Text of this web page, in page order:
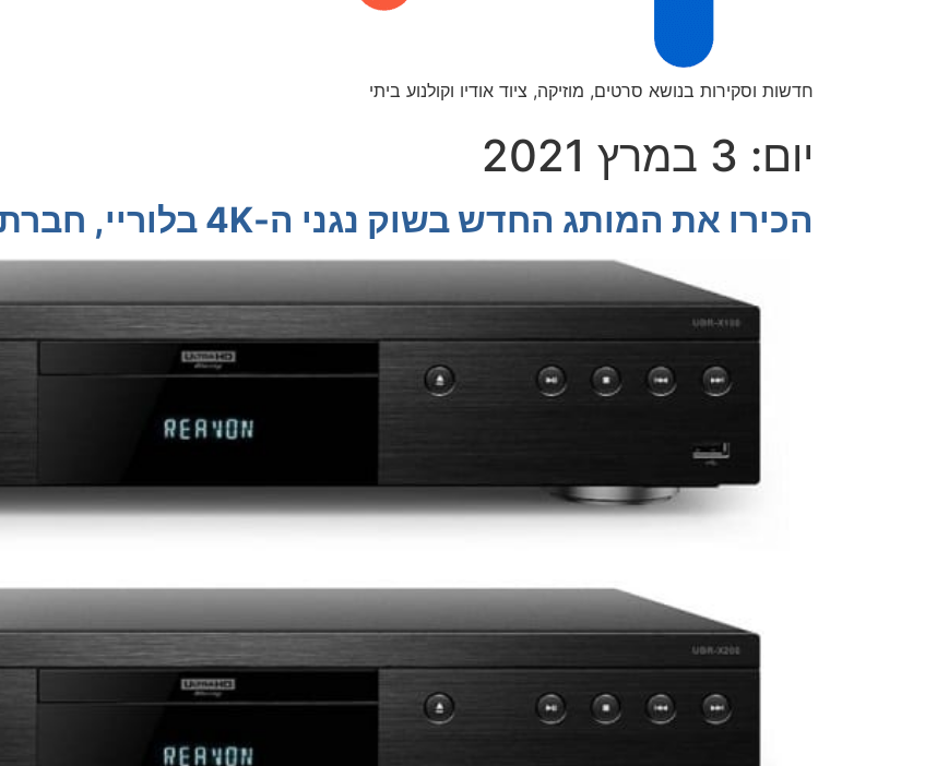
חדשות וסקירות בנושא סרטים, מוזיקה, ציוד אודיו וקולנוע ביתי
יום: 3 במרץ 2021
הכירו את המותג החדש בשוק נגני ה-4K בלוריי, חברת Reavon הצרפתית